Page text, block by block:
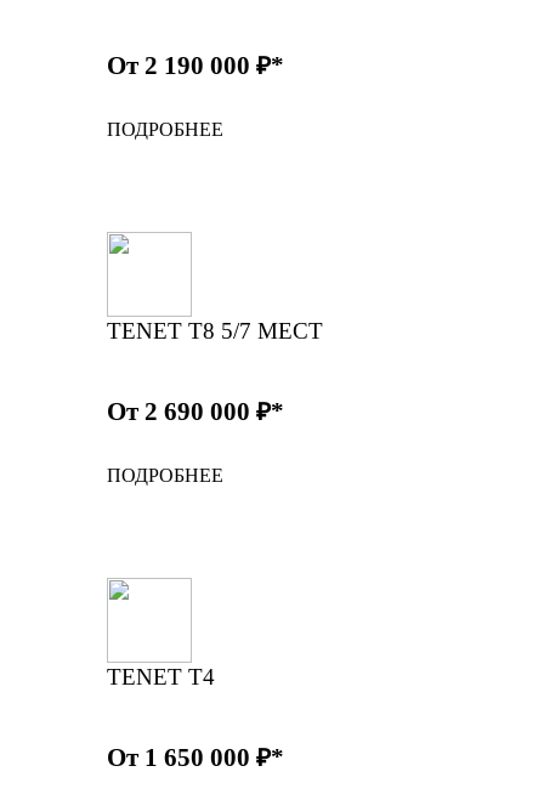
От 2 190 000 ₽*
ПОДРОБНЕЕ
TENET T8 5/7 МЕСТ
От 2 690 000 ₽*
ПОДРОБНЕЕ
TENET T4
От 1 650 000 ₽*